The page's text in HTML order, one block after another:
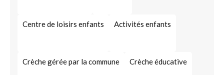
Centre de loisirs enfants Activités enfants
Crèche gérée par la commune Crèche éducative